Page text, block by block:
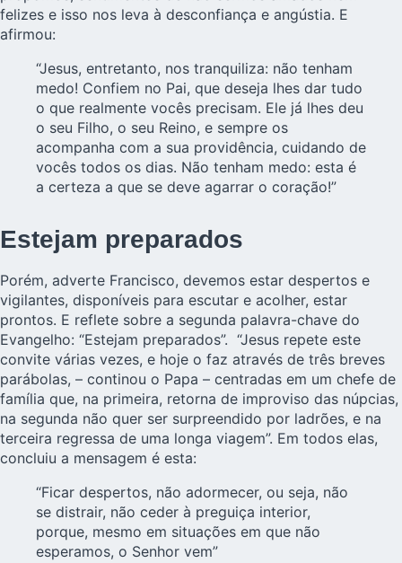
felizes e isso nos leva à desconfiança e angústia. E
afirmou:
“Jesus, entretanto, nos tranquiliza: não tenham
medo! Confiem no Pai, que deseja lhes dar tudo
o que realmente vocês precisam. Ele já lhes deu
o seu Filho, o seu Reino, e sempre os
acompanha com a sua providência, cuidando de
vocês todos os dias. Não tenham medo: esta é
a certeza a que se deve agarrar o coração!”
Estejam preparados
Porém, adverte Francisco, devemos estar despertos e
vigilantes, disponíveis para escutar e acolher, estar
prontos. E reflete sobre a segunda palavra-chave do
Evangelho: “Estejam preparados”. “Jesus repete este
convite várias vezes, e hoje o faz através de três breves
parábolas, – continou o Papa – centradas em um chefe de
família que, na primeira, retorna de improviso das núpcias,
na segunda não quer ser surpreendido por ladrões, e na
terceira regressa de uma longa viagem”. Em todos elas,
concluiu a mensagem é esta:
“Ficar despertos, não adormecer, ou seja, não
se distrair, não ceder à preguiça interior,
porque, mesmo em situações em que não
esperamos, o Senhor vem”